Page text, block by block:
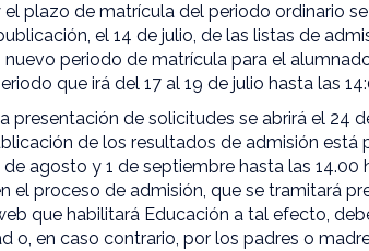
plazo de matrícula del periodo ordinario
el 14 de julio, de las listas de
nuevo periodo de matrícula para el
que irá del 17 al 19 de julio hasta las
presentación de solicitudes se abrirá el 24
de los resultados de admisión está
agosto y 1 de septiembre hasta las 14.00
el proceso de admisión, que se tramitará
que habilitará Educación a tal efecto,
o, en caso contrario, por los padres o